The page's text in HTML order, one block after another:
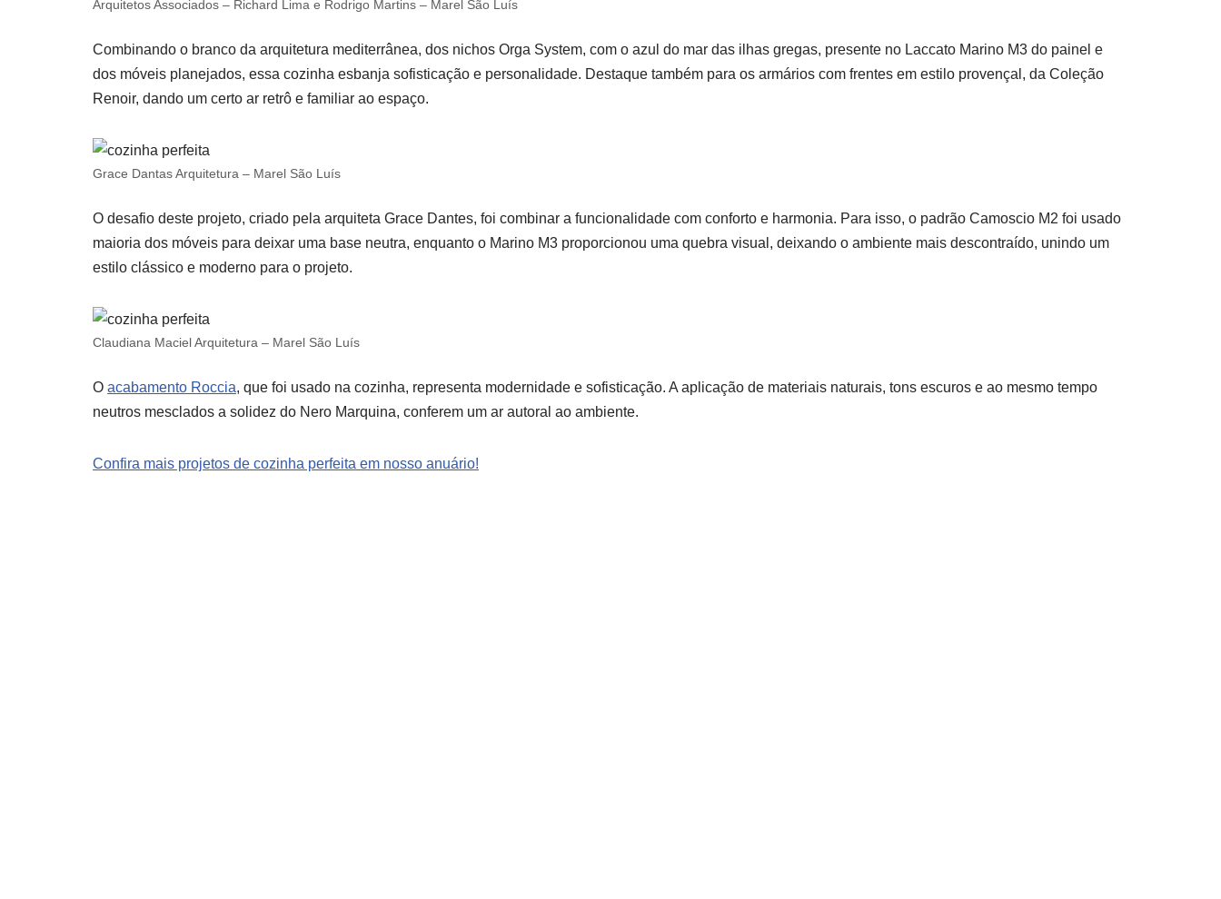
Arquitetos Associados – Richard Lima e Rodrigo Martins – Marel São Luís
Combinando o branco da arquitetura mediterrânea, dos nichos Orga System, com o azul do mar das ilhas gregas, presente no Laccato Marino M3 do painel e
dos móveis planejados, essa cozinha esbanja sofisticação e personalidade. Destaque também para os armários com frentes em estilo provençal, da Coleção
Renoir, dando um certo ar retrô e familiar ao espaço.
Grace Dantas Arquitetura – Marel São Luís
O desafio deste projeto, criado pela arquiteta Grace Dantes, foi combinar a funcionalidade com conforto e harmonia. Para isso, o padrão Camoscio M2 foi usado
maioria dos móveis para deixar uma base neutra, enquanto o Marino M3 proporcionou uma quebra visual, deixando o ambiente mais descontraído, unindo um
estilo clássico e moderno para o projeto.
Claudiana Maciel Arquitetura – Marel São Luís
O acabamento Roccia, que foi usado na cozinha, representa modernidade e sofisticação. A aplicação de materiais naturais, tons escuros e ao mesmo tempo
neutros mesclados a solidez do Nero Marquina, conferem um ar autoral ao ambiente.
Confira mais projetos de cozinha perfeita em nosso anuário!